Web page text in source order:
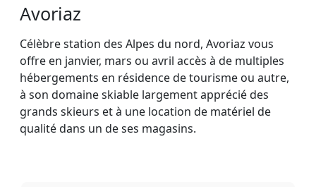
Avoriaz
Célèbre station des Alpes du nord, Avoriaz vous
offre en janvier, mars ou avril accès à de multiples
hébergements en résidence de tourisme ou autre,
à son domaine skiable largement apprécié des
grands skieurs et à une location de matériel de
qualité dans un de ses magasins.